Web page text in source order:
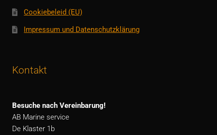
Cookiebeleid (EU)
Impressum und Datenschutzklärung
Kontakt
Besuche nach Vereinbarung!
AB Marine service
De Klaster 1b